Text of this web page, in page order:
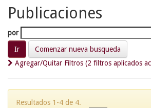
Publicaciones
por
Comenzar nueva busqueda
Agregar/Quitar Filtros (2 filtros aplicados
Resultados 1-4 de 4.